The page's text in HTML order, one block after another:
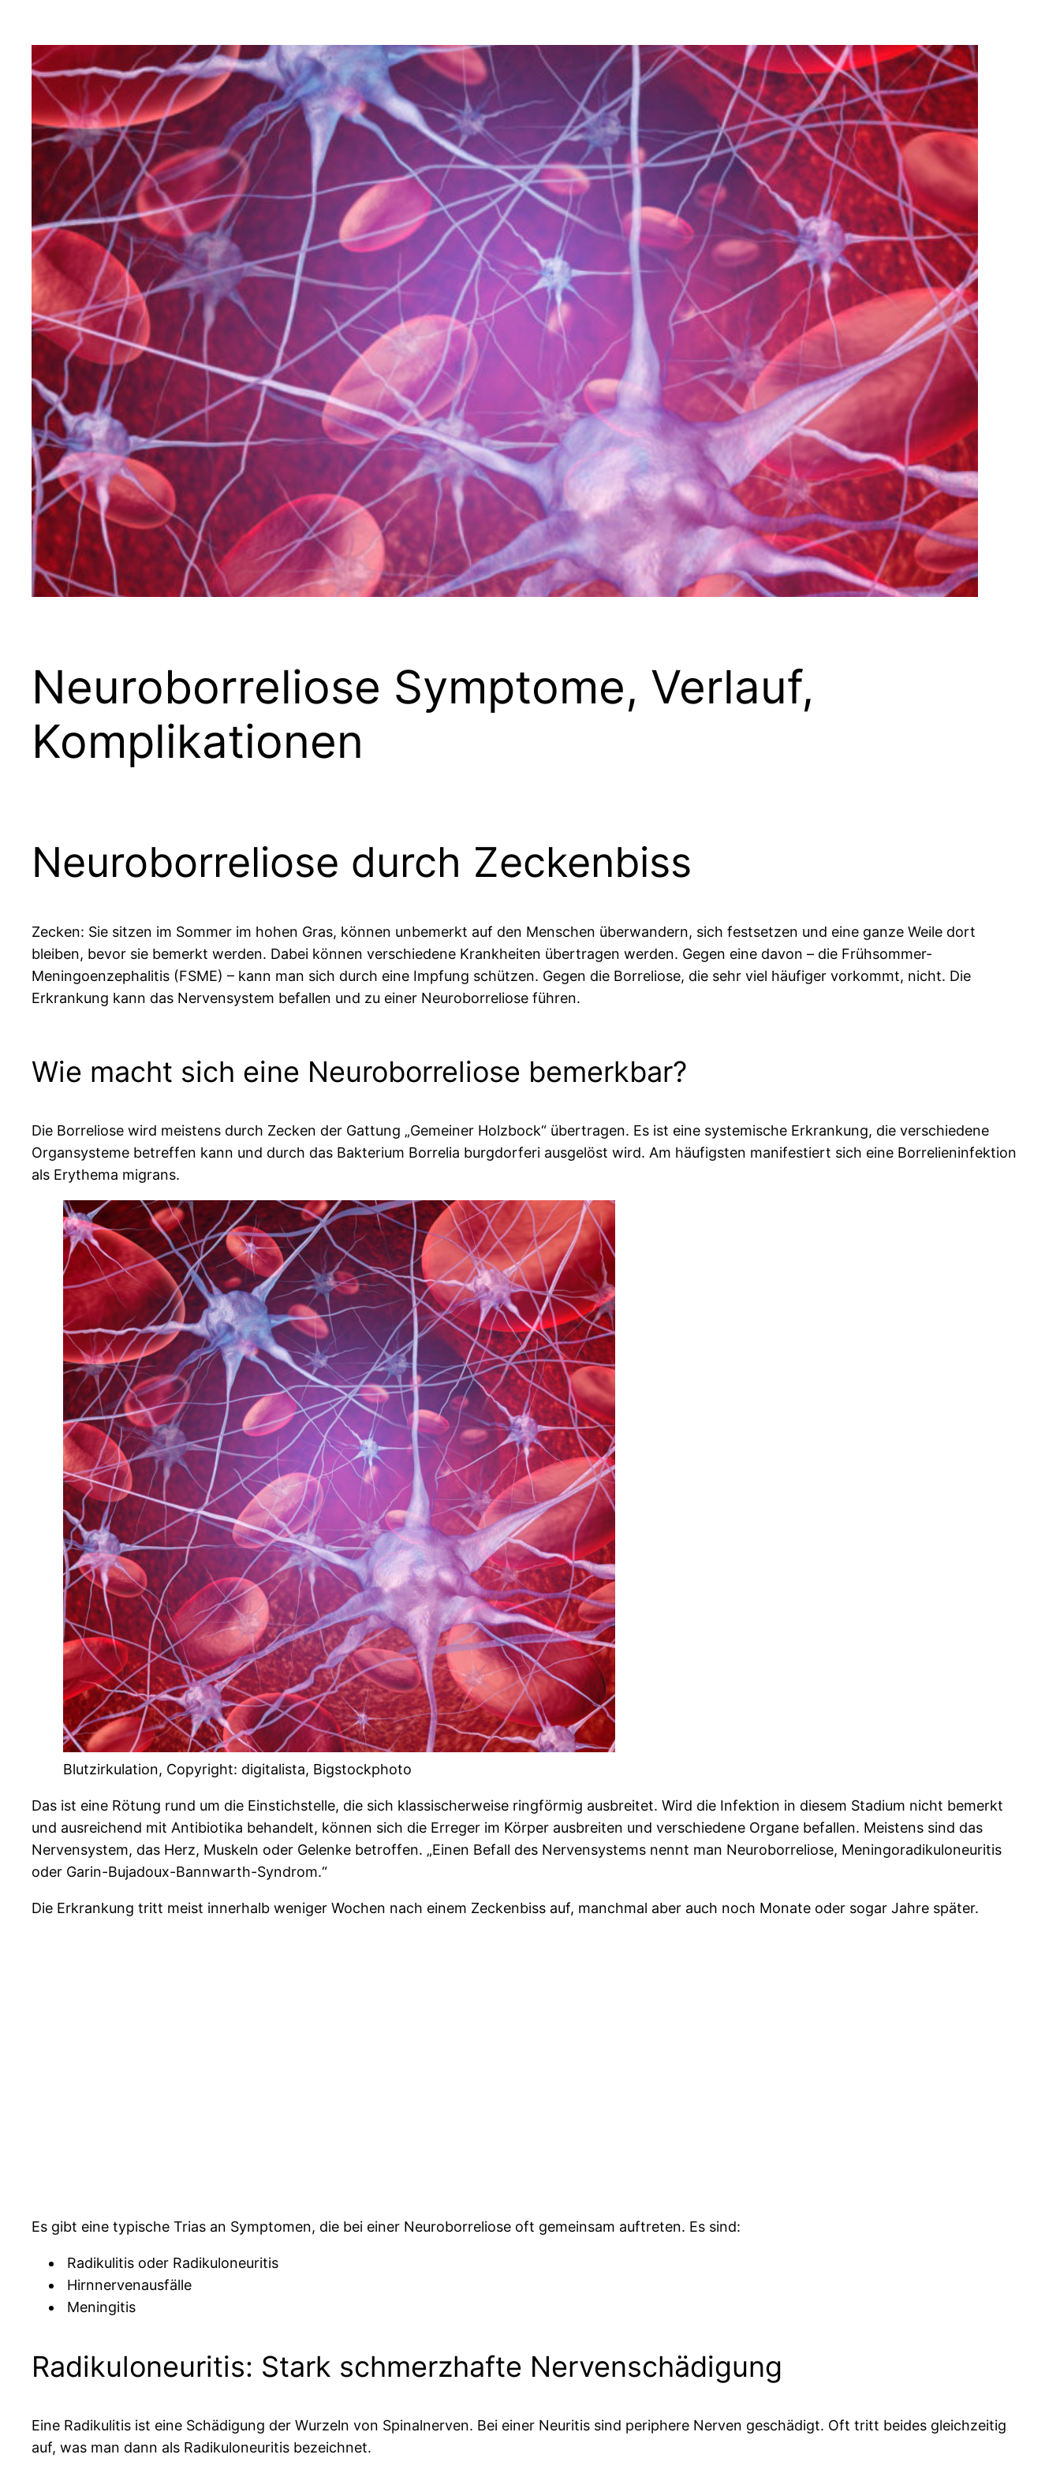
Neuroborreliose Symptome, Verlauf,
Komplikationen
Neuroborreliose durch Zeckenbiss
Zecken: Sie sitzen im Sommer im hohen Gras, können unbemerkt auf den Menschen überwandern, sich festsetzen und eine ganze Weile dort
bleiben, bevor sie bemerkt werden. Dabei können verschiedene Krankheiten übertragen werden. Gegen eine davon – die Frühsommer-
Meningoenzephalitis (FSME) – kann man sich durch eine Impfung schützen. Gegen die Borreliose, die sehr viel häufiger vorkommt, nicht. Die
Erkrankung kann das Nervensystem befallen und zu einer Neuroborreliose führen.
Wie macht sich eine Neuroborreliose bemerkbar?
Die Borreliose wird meistens durch Zecken der Gattung „Gemeiner Holzbock“ übertragen. Es ist eine systemische Erkrankung, die verschiedene
Organsysteme betreffen kann und durch das Bakterium Borrelia burgdorferi ausgelöst wird. Am häufigsten manifestiert sich eine Borrelieninfektion
als Erythema migrans.
Blutzirkulation, Copyright: digitalista, Bigstockphoto
Das ist eine Rötung rund um die Einstichstelle, die sich klassischerweise ringförmig ausbreitet. Wird die Infektion in diesem Stadium nicht bemerkt
und ausreichend mit Antibiotika behandelt, können sich die Erreger im Körper ausbreiten und verschiedene Organe befallen. Meistens sind das
Nervensystem, das Herz, Muskeln oder Gelenke betroffen. „Einen Befall des Nervensystems nennt man Neuroborreliose, Meningoradikuloneuritis
oder Garin-Bujadoux-Bannwarth-Syndrom.“
Die Erkrankung tritt meist innerhalb weniger Wochen nach einem Zeckenbiss auf, manchmal aber auch noch Monate oder sogar Jahre später.
Es gibt eine typische Trias an Symptomen, die bei einer Neuroborreliose oft gemeinsam auftreten. Es sind:
Radikulitis oder Radikuloneuritis
Hirnnervenausfälle
Meningitis
Radikuloneuritis: Stark schmerzhafte Nervenschädigung
Eine Radikulitis ist eine Schädigung der Wurzeln von Spinalnerven. Bei einer Neuritis sind periphere Nerven geschädigt. Oft tritt beides gleichzeitig
auf, was man dann als Radikuloneuritis bezeichnet.